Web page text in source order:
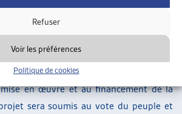
Refuser
Voir les préférences
Politique de cookies
vieillesse et survivants, après trois
divergences et une proposition de la
les Chambres ont adopté le
de la TVA) de l’objet du Conseil fédéral
en œuvre et au financement de la
sera soumis au vote du peuple et